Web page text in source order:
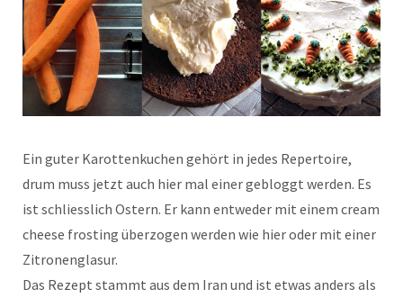
Ein guter Karottenkuchen gehört in jedes Repertoire,
drum muss jetzt auch hier mal einer gebloggt werden. Es
ist schliesslich Ostern. Er kann entweder mit einem cream
cheese frosting überzogen werden wie hier oder mit einer
Zitronenglasur.
Das Rezept stammt aus dem Iran und ist etwas anders als